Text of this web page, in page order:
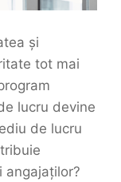
și
tot mai
lucru devine
de lucru
angajaților?